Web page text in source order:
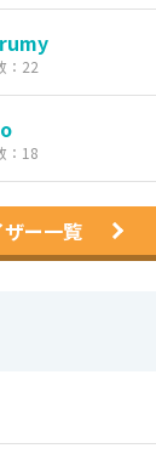
：22
：18
ー一覧